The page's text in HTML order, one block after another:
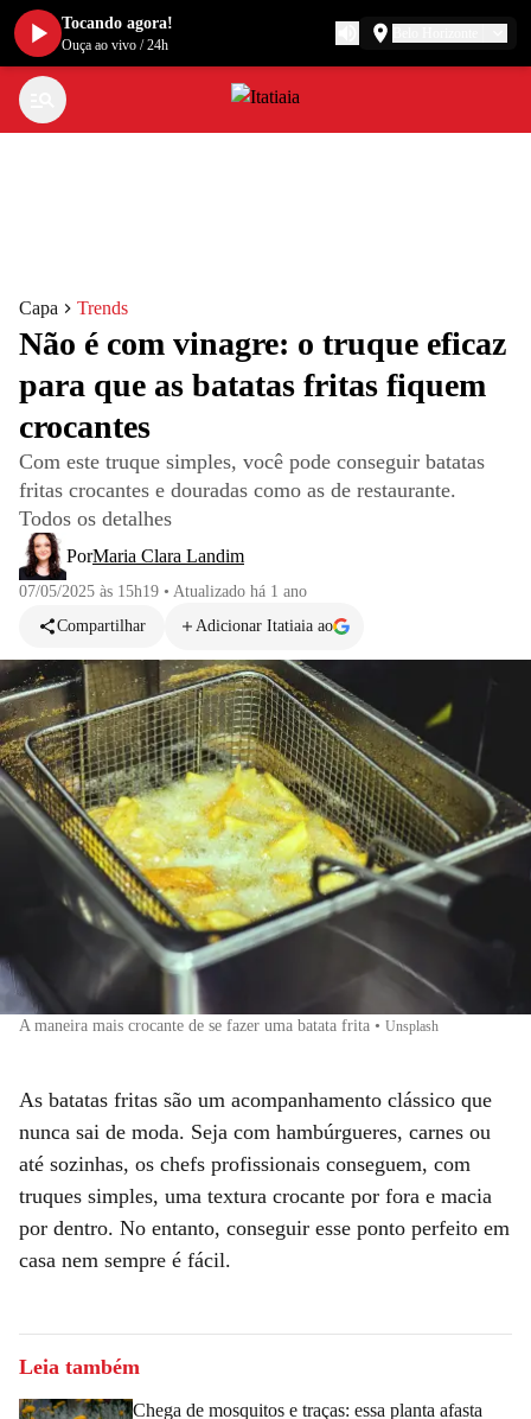
Capa Trends
Não é com vinagre: o truque eficaz
para que as batatas fritas fiquem
crocantes
Com este truque simples, você pode conseguir batatas
fritas crocantes e douradas como as de restaurante.
Todos os detalhes
PorMaria Clara Landim
07/05/2025 às 15h19 • Atualizado há 1 ano
Compartilhar
Adicionar Itatiaia ao
A maneira mais crocante de se fazer uma batata frita • Unsplash
As batatas fritas são um acompanhamento clássico que
nunca sai de moda. Seja com hambúrgueres, carnes ou
até sozinhas, os chefs profissionais conseguem, com
truques simples, uma textura crocante por fora e macia
por dentro. No entanto, conseguir esse ponto perfeito em
casa nem sempre é fácil.
Leia também
Chega de mosquitos e traças: essa planta afasta
Tocando agora!
Ouça ao vivo /24h